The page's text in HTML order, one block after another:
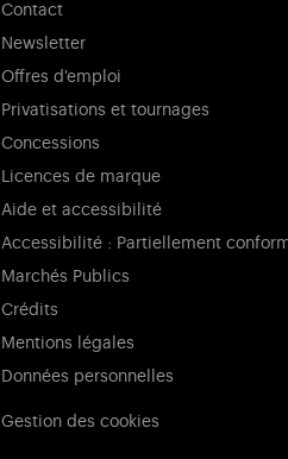
Contact
Newsletter
Offres d'emploi
Privatisations et tournages
Concessions
Licences de marque
Aide et accessibilité
Accessibilité : Partiellement
Marchés Publics
Crédits
Mentions légales
Données personnelles
Gestion des cookies